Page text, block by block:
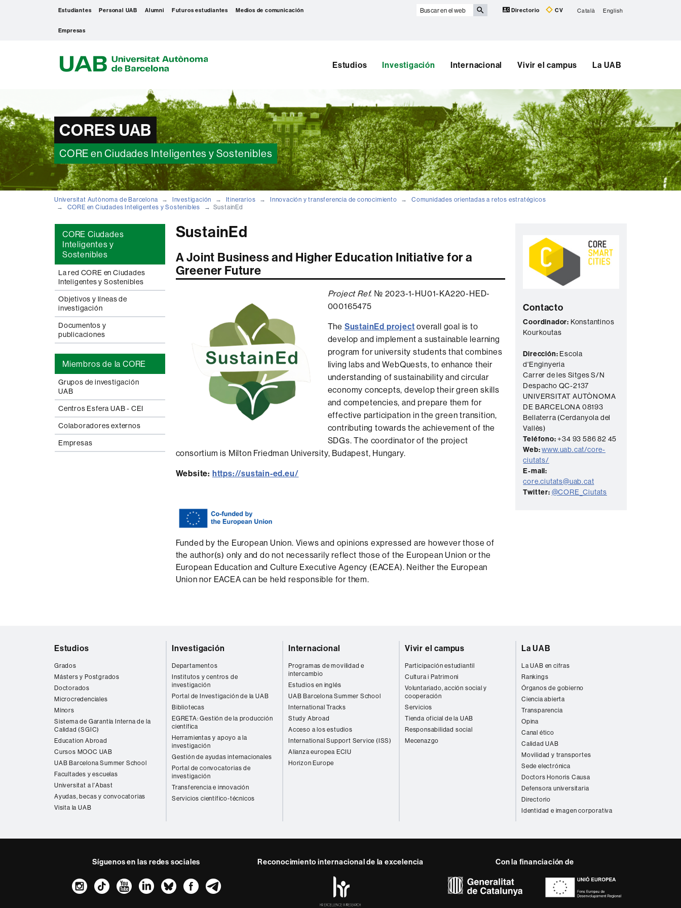
Estudiantes Personal UAB Alumni Futuros estudiantes Medios de comunicación
Empresas
Buscar
Directorio CV Català English
A
Estudios Investigación Internacional Vivir el campus La UAB
CORES UAB
CORE en Ciudades Inteligentes y Sostenibles
Universitat Autònoma de Barcelona Investigación Itinerarios Innovación y transferencia de conocimiento
Comunidades orientadas a retos estratégicos
CORE en Ciudades Inteligentes y Sostenibles
SustainEd
CORE Ciudades
Inteligentes y
Sostenibles
La red CORE en Ciudades
Inteligentes y Sostenibles
Objetivos y líneas de
investigación
Documentos y
publicaciones
Miembros de la CORE
Grupos de investigación
UAB
Centros Esfera UAB - CEI
Colaboradores externos
Empresas
SustainEd
A Joint Business and Higher Education Initiative for a
Greener Future
Project Ref. № 2023-1-HU01-KA220-HED-
000165475
The SustainEd project overall goal is to
develop and implement a sustainable learning
program for university students that combines
living labs and WebQuests, to enhance their
understanding of sustainability and circular
economy concepts, develop their green skills
and competencies, and prepare them for
effective participation in the green transition,
contributing towards the achievement of the
SDGs. The coordinator of the project
consortium is Milton Friedman University, Budapest, Hungary.
Website: https://sustain-ed.eu/
Funded by the European Union. Views and opinions expressed are however those of
the author(s) only and do not necessarily reflect those of the European Union or the
European Education and Culture Executive Agency (EACEA). Neither the European
Union nor EACEA can be held responsible for them.
complementaria
o
n
c
t
o
Contacto
Coordinador: Konstantinos
Kourkoutas
Dirección: Escola
d'Enginyeria
Carrer de les Sitges S/N
Despacho QC-2137
UNIVERSITAT AUTÒNOMA
DE BARCELONA 08193
Bellaterra (Cerdanyola del
Vallès)
Teléfono:+34 93 586 82 45
Web:www.uab.cat/core-
ciutats/
E-mail:
core.ciutats@uab.cat
Twitter: @CORE_Ciutats
Estudios
Grados
Másters y Postgrados
Doctorados
Microcredenciales
Mínors
Sistema de Garantía Interna de la
Calidad (SGIC)
Education Abroad
Cursos MOOC UAB
UAB Barcelona Summer School
Facultades y escuelas
Universitat a l'Abast
Ayudas, becas y convocatorias
Visita la UAB
Investigación
Departamentos
Institutos y centros de
investigación
Portal de Investigación de la UAB
Bibliotecas
EGRETA: Gestión de la producción
científica
Herramientas y apoyo a la
investigación
Gestión de ayudas internacionales
Portal de convocatorias de
investigación
Transferencia e innovación
Servicios científico-técnicos
Internacional
Programas de movilidad e
intercambio
Estudios en inglés
UAB Barcelona Summer School
International Tracks
Study Abroad
Acceso a los estudios
International Support Service (ISS)
Alianza europea ECIU
Horizon Europe
Vivir el campus
Participación estudiantil
Cultura i Patrimoni
Voluntariado, acción social y
cooperación
Servicios
Tienda oficial de la UAB
Responsabilidad social
Mecenazgo
La UAB
La UAB en cifras
Rankings
Órganos de gobierno
Ciencia abierta
Transparencia
Opina
Canal ético
Calidad UAB
Movilidad y transportes
Sede electrónica
Doctors Honoris Causa
Defensora universitaria
Directorio
Identidad e imagen corporativa
Síguenos en las redes sociales
Instagram
TikTokYouTube
LinkedIn
BlueskyFacebook
Telegram
Reconocimiento internacional de la excelencia Con la financiación de